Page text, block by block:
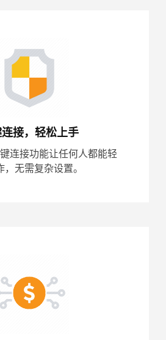
接，轻松上手
连接功能让任何人都能轻
，无需复杂设置。